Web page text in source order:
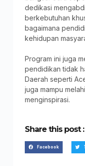
dedikasi
berkebutuhan
bagaimana
kehidupan
Program ini juga
pendidikan tidak
Daerah seperti
juga mampu
menginspirasi.
Share this post :
Facebook